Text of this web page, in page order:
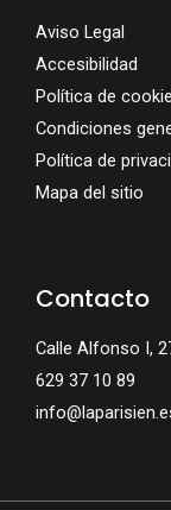
Aviso Legal
Accesibilidad
Política de
Condiciones
Política de
Mapa del sitio
Contacto
Calle Alfonso I,
629 37 10 89